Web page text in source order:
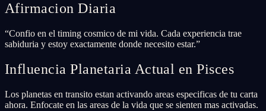
Afirmacion Diaria
“Confio en el timing cosmico de mi vida. Cada experiencia trae
sabiduria y estoy exactamente donde necesito estar.”
Influencia Planetaria Actual en Pisces
Los planetas en transito estan activando areas especificas de tu carta
ahora. Enfocate en las areas de la vida que se sienten mas activadas.